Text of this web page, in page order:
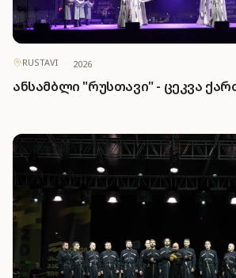
RUSTAVI · 2026
ანსამბლი "რუსთავი" - ცეკვა